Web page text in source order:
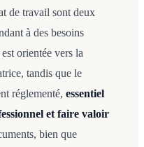
de travail sont deux
à des besoins
orientée vers la
tandis que le
réglementé, essentiel
et faire valoir
bien que